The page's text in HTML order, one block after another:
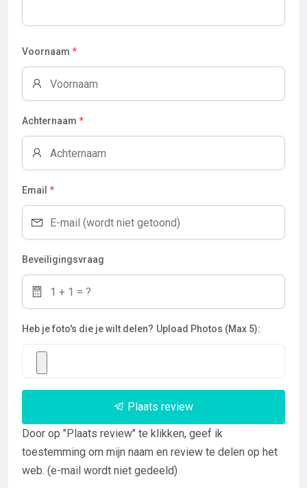
Voornaam *
Achternaam *
Email *
Beveiligingsvraag
Heb je foto's die je wilt delen? Upload Photos (Max 5):
Plaats review
Door op "Plaats review" te klikken, geef ik
toestemming om mijn naam en review te delen op het
web. (e-mail wordt niet gedeeld)